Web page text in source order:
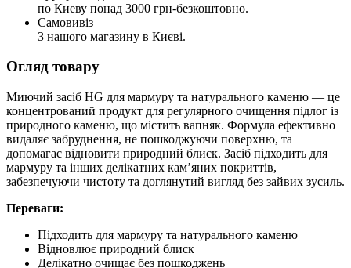
по Киеву понад 3000 грн-безкоштовно.
Самовивіз
З нашого магазину в Києві.
Огляд товару
Миючий засіб HG для мармуру та натурального каменю — це
концентрований продукт для регулярного очищення підлог із
природного каменю, що містить вапняк. Формула ефективно
видаляє забруднення, не пошкоджуючи поверхню, та
допомагає відновити природний блиск. Засіб підходить для
мармуру та інших делікатних кам’яних покриттів,
забезпечуючи чистоту та доглянутий вигляд без зайвих зусиль.
Переваги:
Підходить для мармуру та натурального каменю
Відновлює природний блиск
Делікатно очищає без пошкоджень